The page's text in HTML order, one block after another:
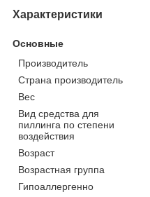
Характеристики
Основные
Производитель
Страна производитель
Вес
Вид средства для
пиллинга по степени
воздействия
Возраст
Возрастная группа
Гипоаллергенно